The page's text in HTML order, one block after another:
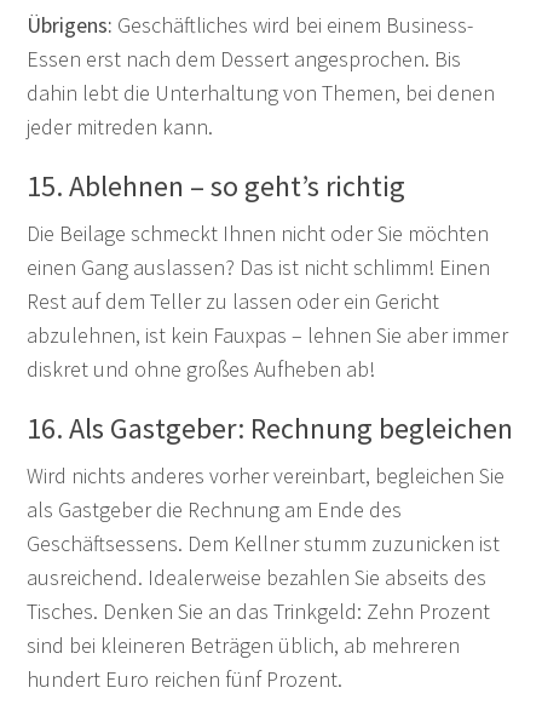
Übrigens: Geschäftliches wird bei einem Business-
Essen erst nach dem Dessert angesprochen. Bis
dahin lebt die Unterhaltung von Themen, bei denen
jeder mitreden kann.
15. Ablehnen – so geht’s richtig
Die Beilage schmeckt Ihnen nicht oder Sie möchten
einen Gang auslassen? Das ist nicht schlimm! Einen
Rest auf dem Teller zu lassen oder ein Gericht
abzulehnen, ist kein Fauxpas – lehnen Sie aber immer
diskret und ohne großes Aufheben ab!
16. Als Gastgeber: Rechnung begleichen
Wird nichts anderes vorher vereinbart, begleichen Sie
als Gastgeber die Rechnung am Ende des
Geschäftsessens. Dem Kellner stumm zuzunicken ist
ausreichend. Idealerweise bezahlen Sie abseits des
Tisches. Denken Sie an das Trinkgeld: Zehn Prozent
sind bei kleineren Beträgen üblich, ab mehreren
hundert Euro reichen fünf Prozent.